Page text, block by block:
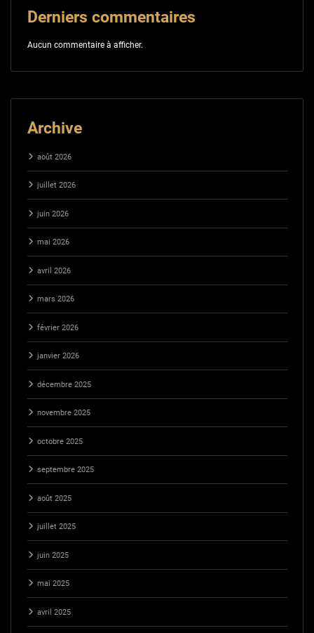
Derniers commentaires
Aucun commentaire à afficher.
Archive
août 2026
juillet 2026
juin 2026
mai 2026
avril 2026
mars 2026
février 2026
janvier 2026
décembre 2025
novembre 2025
octobre 2025
septembre 2025
août 2025
juillet 2025
juin 2025
mai 2025
avril 2025